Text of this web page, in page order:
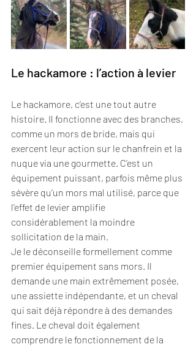
Le hackamore : l’action à levier
Le hackamore, c’est une tout autre
histoire. Il fonctionne avec des branches,
comme un mors de bride, mais qui
exercent leur action sur le chanfrein et la
nuque via une gourmette. C’est un
équipement puissant, parfois même plus
sévère qu’un mors mal utilisé, parce que
l’effet de levier amplifie
considérablement la moindre
sollicitation de la main.
Je le déconseille formellement comme
premier équipement sans mors. Il
demande une main extrêmement posée,
une assiette indépendante, et un cheval
qui sait déjà répondre à des demandes
fines. Le cheval doit également
comprendre le fonctionnement de la